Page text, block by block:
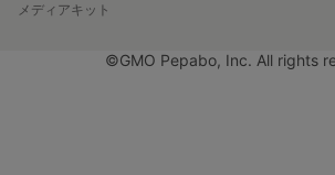
メディアキット
©GMO Pepabo, Inc. All rights